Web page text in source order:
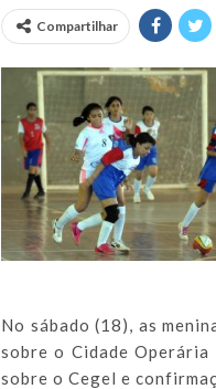
Compartilhar
No sábado (18), as
sobre o Cidade
sobre o Cegel e